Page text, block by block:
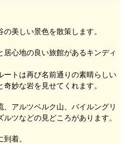
の美しい景色を散策します。
心地の良い旅館があるキンディ
ートは再び名前通りの素晴らしい
奇妙な岩を見せてくれます。
、アルツベルク山 、バイルングリ
ルツなどの見どころがあります。
到着。